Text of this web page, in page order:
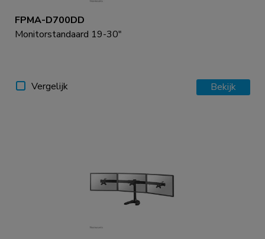
FPMA-D700DD
Monitorstandaard 19-30"
Vergelijk Bekijk